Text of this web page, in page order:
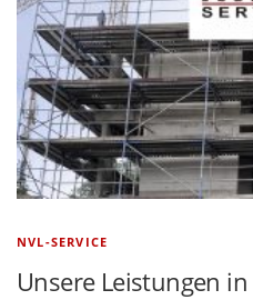
NVL-SERVICE
Unsere Leistungen